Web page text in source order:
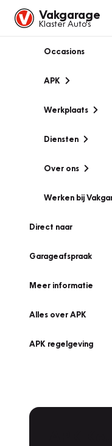
Vakgarage
Klaster Auto's
Occasions
APK
Werkplaats
Diensten
Over ons
Werken bij
Direct naar
Garageafspraak
Meer informatie
Alles over APK
APK regelgeving